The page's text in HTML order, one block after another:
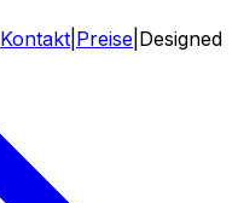
Kontakt Preise Designed